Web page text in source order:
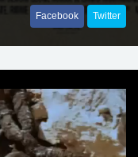
Facebook Twitter